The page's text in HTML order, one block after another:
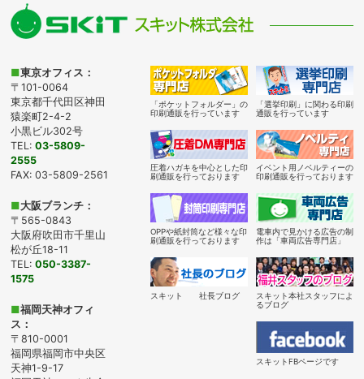
■東京オフィス：
〒101-0064
東京都千代田区神田
猿楽町2-4-2
小黒ビル302号
TEL:03-5809-
2555
FAX: 03-5809-2561
■大阪ブランチ：
〒565-0843
大阪府吹田市千里山
松が丘18-11
TEL:050-3387-
1575
■福岡天神オフィ
ス：
〒810-0001
福岡県福岡市中央区
天神1-9-17
「ポケットフォルダー」の
印刷通販を行っています
「選挙印刷」に関わる印刷
通販を行っています
圧着ハガキを中心とした印
刷通販を行っております
イベント用ノベルティーの
印刷通販を行っております
OPPや紙封筒など様々な印
刷通販を行っております
電車内で見かける広告の制
作は「車両広告専門店」
スキット 社長ブログ
スキット本社スタッフによ
るブログ
スキットFBページです